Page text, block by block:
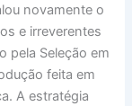
novamente o
e irreverentes
pela Seleção em
feita em
A estratégia